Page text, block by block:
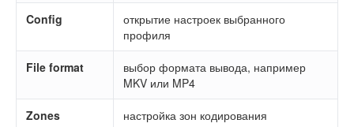
Config
открытие настроек выбранного
профиля
File format
выбор формата вывода, например
MKV или MP4
Zones настройка зон кодирования